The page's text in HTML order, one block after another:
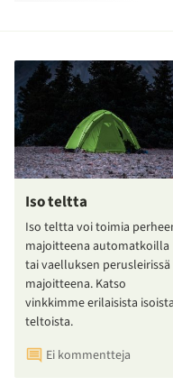
Iso teltta
Iso teltta voi toimia
majoitteena automatkoilla
tai vaelluksen perusleirissä
majoitteena. Katso
vinkkimme erilaisista isoista
teltoista.
Ei kommentteja